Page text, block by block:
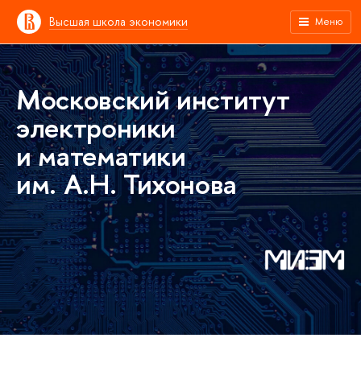
Высшая школа экономики Меню
Московский институт
электроники
и математики
им. А.Н. Тихонова